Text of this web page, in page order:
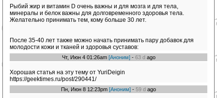
Рыбий жир и витамин D очень важны и для мозга и для тела,
минералы и белок важны для долговременного здоровья тела.
Желательно принимать тем, кому больше 30 лет.
После 35-40 лет также можно начать принимать пару добавок для
молодости кожи и тканей и здоровья суставов:
Чт, Июн 4 01:26am [Аноним]- 63 dago
Хорошая статья на эту тему от YuriDeigin
https://geektimes.ru/post/290441/
Пн, Июн 8 12:23pm [Аноним] - 59 d ago